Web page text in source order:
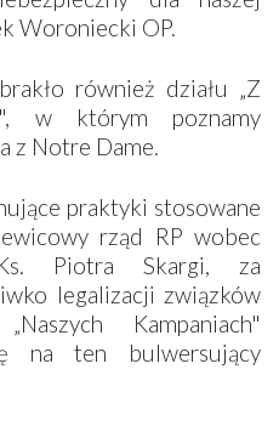
Woroniecki OP.
również działu „Z
w którym poznamy
z Notre Dame.
praktyki stosowane
rząd RP wobec
Piotra Skargi, za
legalizacji związków
Kampaniach"
na ten bulwersujący